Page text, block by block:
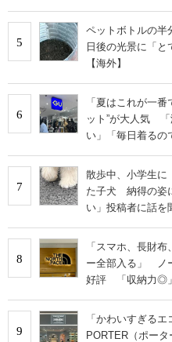
5
ペットボトルの
日後の光景に「と
【海外】
6
「夏はこれが一
ット”が大人気 「
い」「毎日着るの
7
散歩中、小学生に
た子犬 納得の姿
い」投稿者に話を
8
「スマホ、長財
ー全部入る」 ノ
好評 「収納力◎」
9
「かわいすぎる
PORTER（ポータ